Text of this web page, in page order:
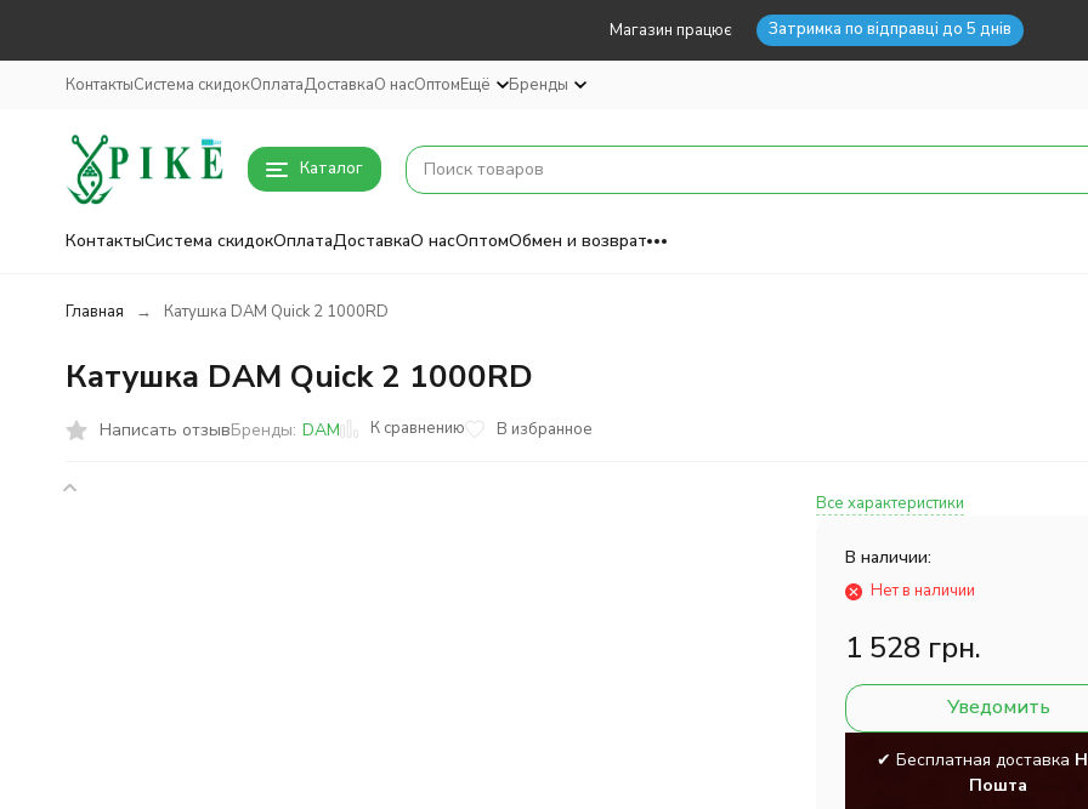
Магазин працює Затримка по відправці до 5 днів
КонтактыСистема скидокОплатаДоставкаО насОптомЕщё Бренды
Каталог
КонтактыСистема скидокОплатаДоставкаО насОптомОбмен и возврат
Главная Катушка DAM Quick 2 1000RD
Катушка DAM Quick 2 1000RD
Написать отзывБренды: DAM К сравнению В избранное
Все характеристики
В наличии:
Нет в наличии
1 528 грн.
Уведомить
✔ Бесплатная доставка
Пошта